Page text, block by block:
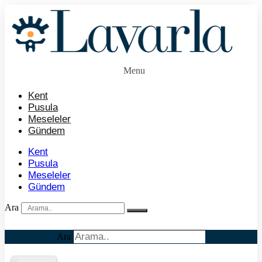
Menu
Kent
Pusula
Meseleler
Gündem
Kent
Pusula
Meseleler
Gündem
Ara
Ara